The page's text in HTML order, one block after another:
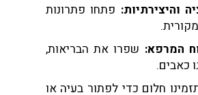
והיצירתיות: פתחו פתרונות
המרפא: שפרו את הבריאות,
כאבים.
חלום כדי לפתור בעיה או